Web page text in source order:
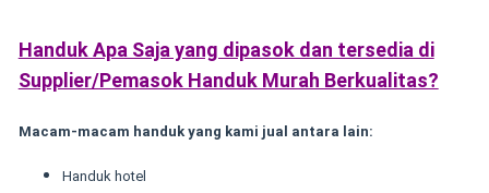
Handuk Apa Saja yang dipasok dan tersedia di
Supplier/Pemasok Handuk Murah Berkualitas?
Macam-macam handuk yang kami jual antara lain:
Handuk hotel